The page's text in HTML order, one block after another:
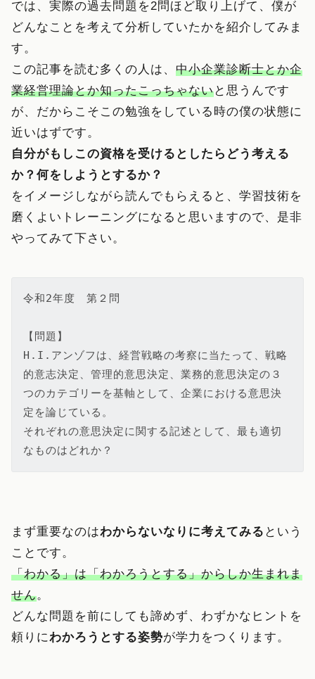
では、実際の過去問題を2問ほど取り上げて、僕が
どんなことを考えて分析していたかを紹介してみま
す。
この記事を読む多くの人は、中小企業診断士とか企
業経営理論とか知ったこっちゃないと思うんです
が、だからこそこの勉強をしている時の僕の状態に
近いはずです。
自分がもしこの資格を受けるとしたらどう考える
か？何をしようとするか？
をイメージしながら読んでもらえると、学習技術を
磨くよいトレーニングになると思いますので、是非
やってみて下さい。
令和2年度　第２問
【問題】
H.I.アンゾフは、経営戦略の考察に当たって、戦略
的意志決定、管理的意思決定、業務的意思決定の３
つのカテゴリーを基軸として、企業における意思決
定を論じている。
それぞれの意思決定に関する記述として、最も適切
なものはどれか？
まず重要なのはわからないなりに考えてみる という
ことです。
「わかる」は「わかろうとする」からしか生まれま
せん。
どんな問題を前にしても諦めず、わずかなヒントを
頼りにわかろうとする姿勢が学力をつくります。